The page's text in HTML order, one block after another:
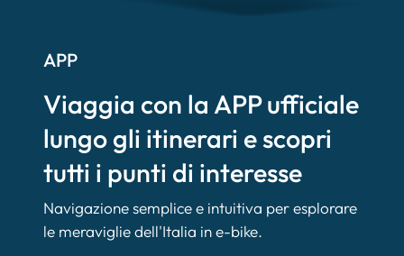
APP
Viaggia con la APP ufficiale
lungo gli itinerari e scopri
tutti i punti di interesse
Navigazione semplice e intuitiva per esplorare
le meraviglie dell'Italia in e-bike.